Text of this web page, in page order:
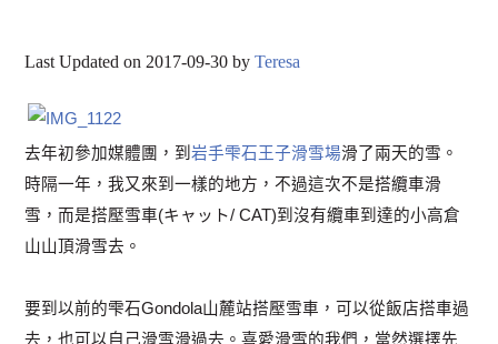
Last Updated on 2017-09-30 byTeresa
去年初參加媒體團，到岩手雫石王子滑雪場滑了兩天的雪。
時隔一年，我又來到一樣的地方，不過這次不是搭纜車滑
雪，而是搭壓雪車(キャット/ CAT)到沒有纜車到達的小高倉
山山頂滑雪去。
要到以前的雫石Gondola山麓站搭壓雪車，可以從飯店搭車過
去，也可以自己滑雪滑過去。喜愛滑雪的我們，當然選擇先